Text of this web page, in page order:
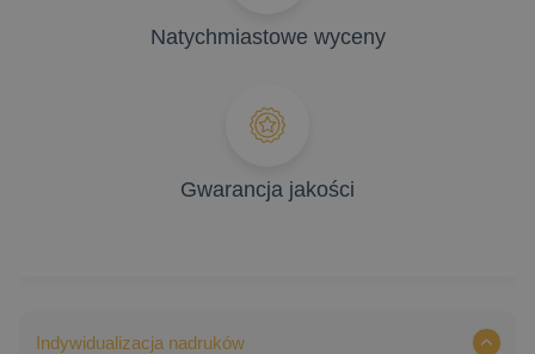
Natychmiastowe wyceny
Gwarancja jakości
Indywidualizacja nadruków